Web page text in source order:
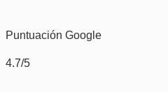
Puntuación Google
4.7/5